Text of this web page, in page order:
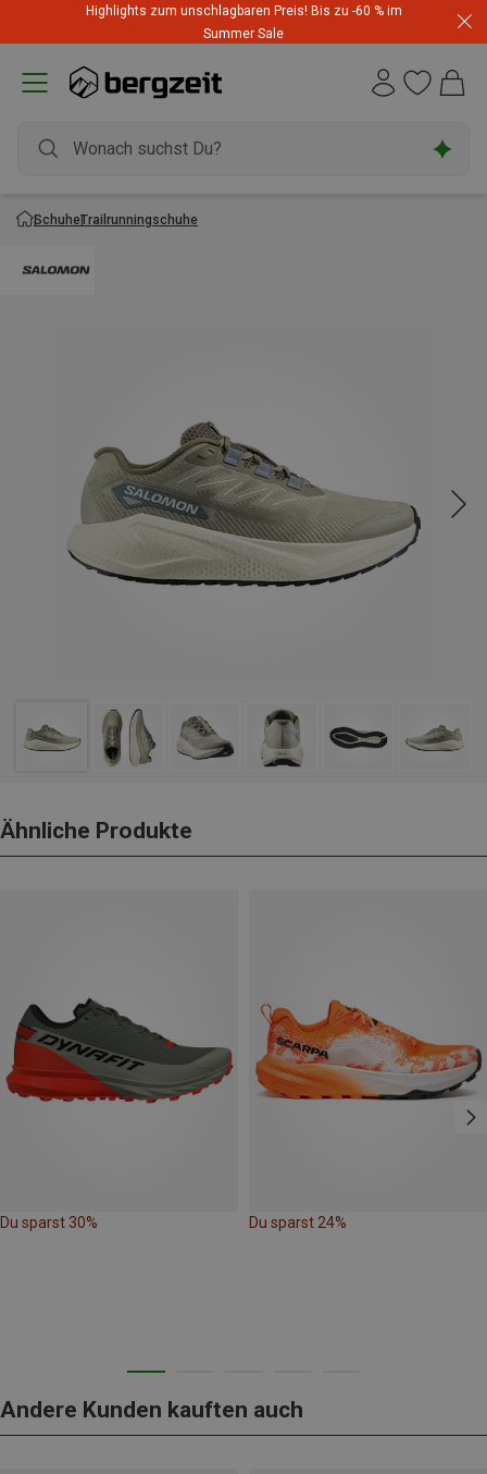
Highlights zum unschlagbaren Preis! Bis zu -60 % im
Summer Sale
SchuheTrailrunningschuhe
Ähnliche Produkte
Du sparst 30% Du sparst 24%
Andere Kunden kauften auch